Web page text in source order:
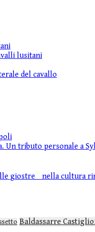
lusitani
del cavallo
Un tributo personale a
giostre nella cultura
Baldassarre